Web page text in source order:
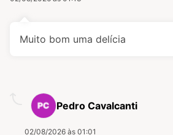
Muito bom uma delícia
Pedro Cavalcanti
02/08/2026 às 01:01